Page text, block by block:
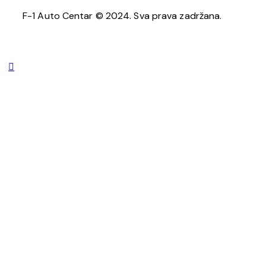
F-1 Auto Centar © 2024. Sva prava zadržana.